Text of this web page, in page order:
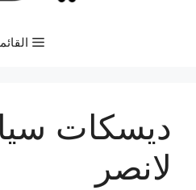
ديسكات
لانصر